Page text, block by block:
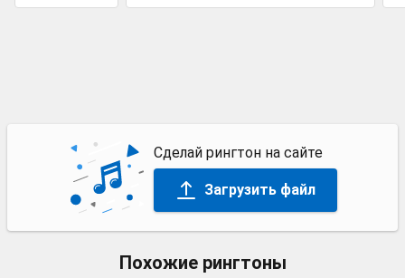
Сделай рингтон на сайте
Загрузить файл
Похожие рингтоны